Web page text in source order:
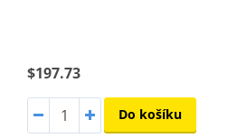
$197.73
Do košíku